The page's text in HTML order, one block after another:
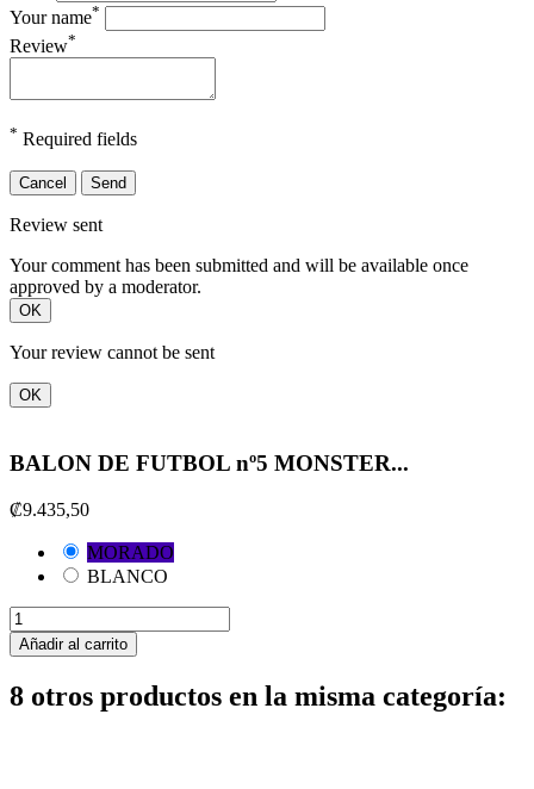
Your name*
Review*
* Required fields
Cancel Send
Review sent
Your comment has been submitted and will be available once
approved by a moderator.
OK
Your review cannot be sent
OK
BALON DE FUTBOL nº5 MONSTER...
₡9.435,50
MORADO
BLANCO
Añadir al carrito
8 otros productos en la misma categoría: